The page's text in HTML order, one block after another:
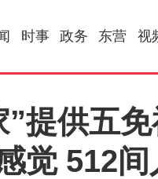
时事 政务 东营 视
”提供五
觉 512